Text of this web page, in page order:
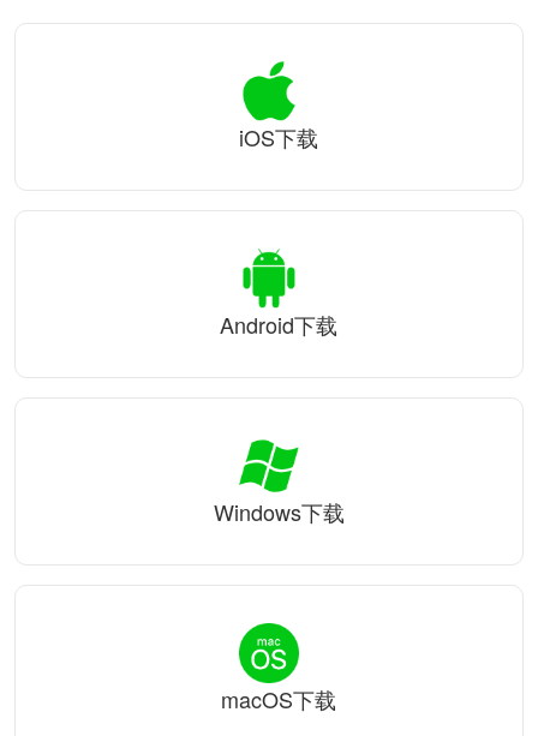
iOS下载
Android下载
Windows下载
macOS下载